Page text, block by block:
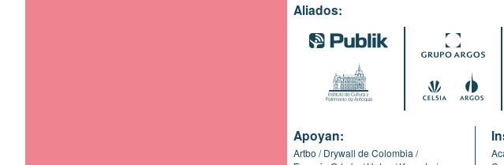
Aliados:
Apoyan:
Artbo
Drywall de Colombia